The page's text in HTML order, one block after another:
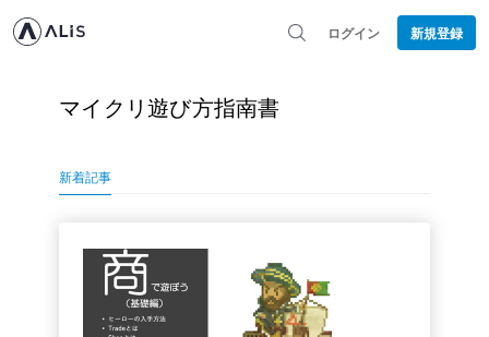
ログイン 新規登録
マイクリ遊び方指南書
新着記事